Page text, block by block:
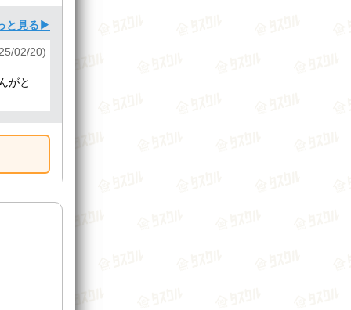
と見る▶
02/20)
がと